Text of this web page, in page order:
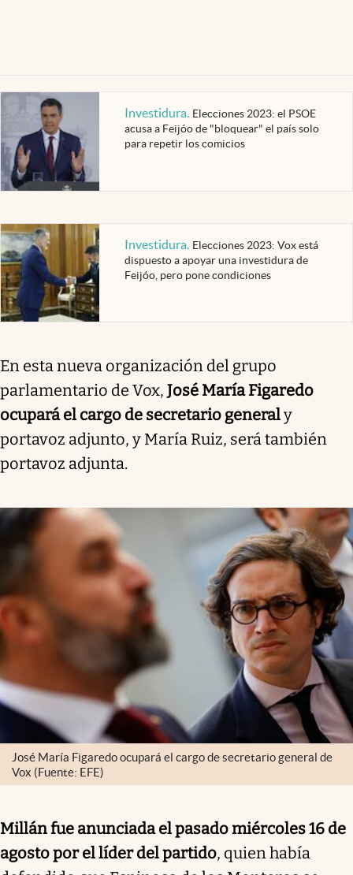
Investidura. Elecciones 2023: el PSOE
acusa a Feijóo de "bloquear" el país solo
para repetir los comicios
Investidura. Elecciones 2023: Vox está
dispuesto a apoyar una investidura de
Feijóo, pero pone condiciones
En esta nueva organización del grupo
parlamentario de Vox, José María Figaredo
ocupará el cargo de secretario generaly
portavoz adjunto, y María Ruiz, será también
portavoz adjunta.
José María Figaredo ocupará el cargo de secretario general de
Vox (Fuente: EFE)
Millán fue anunciada el pasado miércoles 16 de
agosto por el líder del partido, quien había